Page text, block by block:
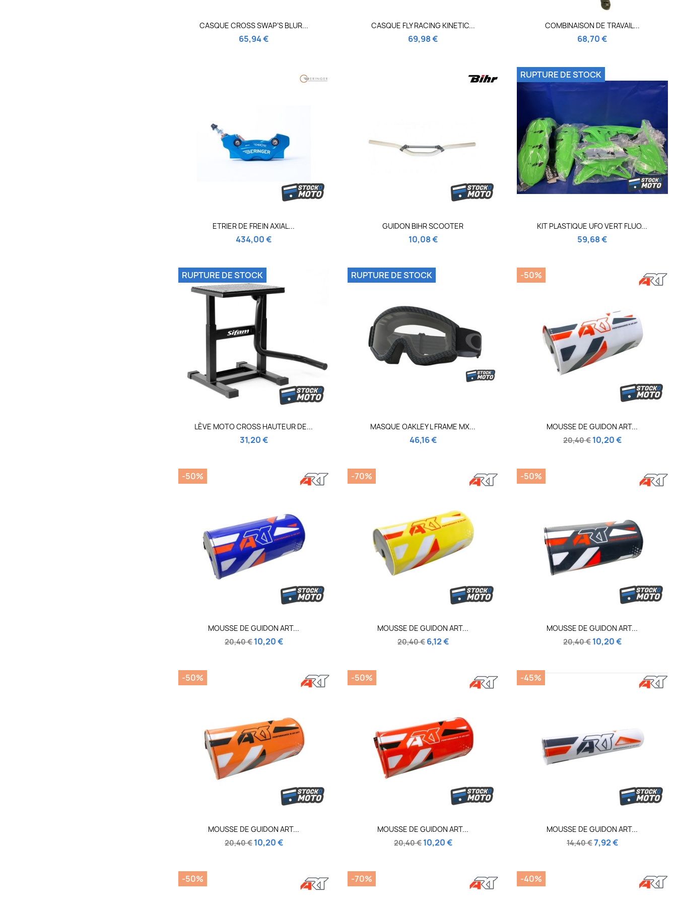
Aperçu rapide
CASQUE CROSS SWAP’S BLUR...
65,94 €
 Aperçu rapide
CASQUE FLY RACING KINETIC...
69,98 €
Aperçu rapide
COMBINAISON DE TRAVAIL...
68,70 €
Aperçu rapide
ETRIER DE FREIN AXIAL...
434,00 €
Aperçu rapide
GUIDON BIHR SCOOTER
10,08 €
Aperçu rapide
KIT PLASTIQUE UFO VERT FLUO...
59,68 €
RUPTURE DE STOCK
Aperçu rapide
LÈVE MOTO CROSS HAUTEUR DE...
31,20 €
RUPTURE DE STOCK
Aperçu rapide
MASQUE OAKLEY L FRAME MX...
46,16 €
RUPTURE DE STOCK
Aperçu rapide
MOUSSE DE GUIDON ART...
20,40 € 10,20 €
-50%
Aperçu rapide
MOUSSE DE GUIDON ART...
20,40 € 10,20 €
-50%
Aperçu rapide
MOUSSE DE GUIDON ART...
20,40 € 6,12 €
-70%
Aperçu rapide
MOUSSE DE GUIDON ART...
20,40 € 10,20 €
-50%
Aperçu rapide
MOUSSE DE GUIDON ART...
20,40 € 10,20 €
-50%
Aperçu rapide
MOUSSE DE GUIDON ART...
20,40 € 10,20 €
-50%
Aperçu rapide
MOUSSE DE GUIDON ART...
14,40 €7,92 €
-45%
-50% -70% -40%